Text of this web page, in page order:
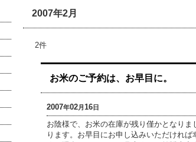
2007年2月
2件
お米のご予約は、お早目に。
2007年02月16日
お陰様で、お米の在庫が残り僅かとなり
ります。お早目にお申し込みいただけれ